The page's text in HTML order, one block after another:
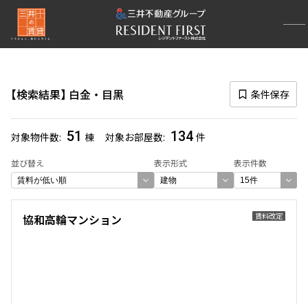
検索結果 白金・目黒 条件保存
対象物件数 51 棟 対象お部屋数 134 件
並び替え 表示形式 表示件数
再検索ナビゲーション
選択中のエリア
白金・目黒 (134)
選び方を変更する
賃料改定
協和高輪マンション